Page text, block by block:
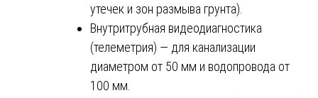
утечек и зон размыва грунта).
Внутритрубная видеодиагностика
(телеметрия) — для канализации
диаметром от 50 мм и водопровода от
100 мм.